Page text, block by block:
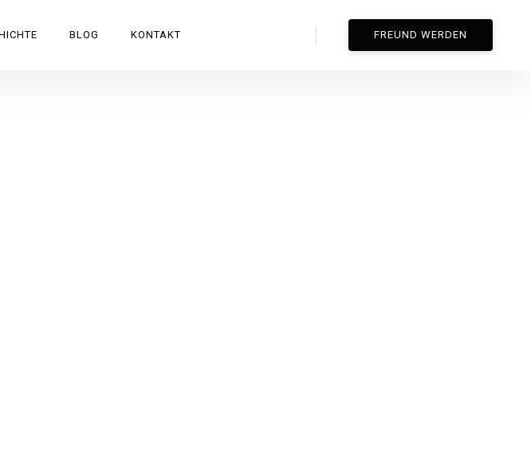
BLOG KONTAKT FREUND WERDEN